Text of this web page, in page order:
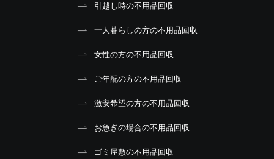
引越し時の不用品回収
一人暮らしの方の不用品回収
女性の方の不用品回収
ご年配の方の不用品回収
激安希望の方の不用品回収
お急ぎの場合の不用品回収
ゴミ屋敷の不用品回収